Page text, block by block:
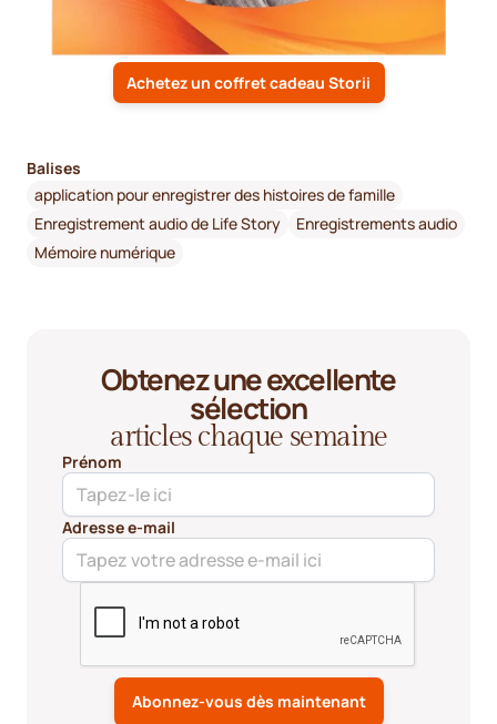
Achetez un coffret cadeau Storii
Balises
application pour enregistrer des histoires de famille
Enregistrement audio de Life Story
Enregistrements audio
Mémoire numérique
Obtenez une excellente
sélection
articles chaque semaine
Prénom
Adresse e-mail